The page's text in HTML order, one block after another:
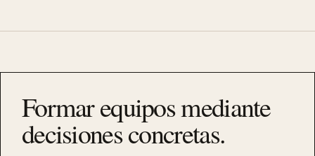
Formar equipos mediante
decisiones concretas.